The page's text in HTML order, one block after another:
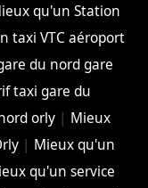
qu'un Station
taxi VTC aéroport
du nord gare
taxi gare du
orly| Mieux
| Mieux qu'un
qu'un service